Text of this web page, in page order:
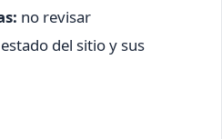
no revisar
del sitio y sus